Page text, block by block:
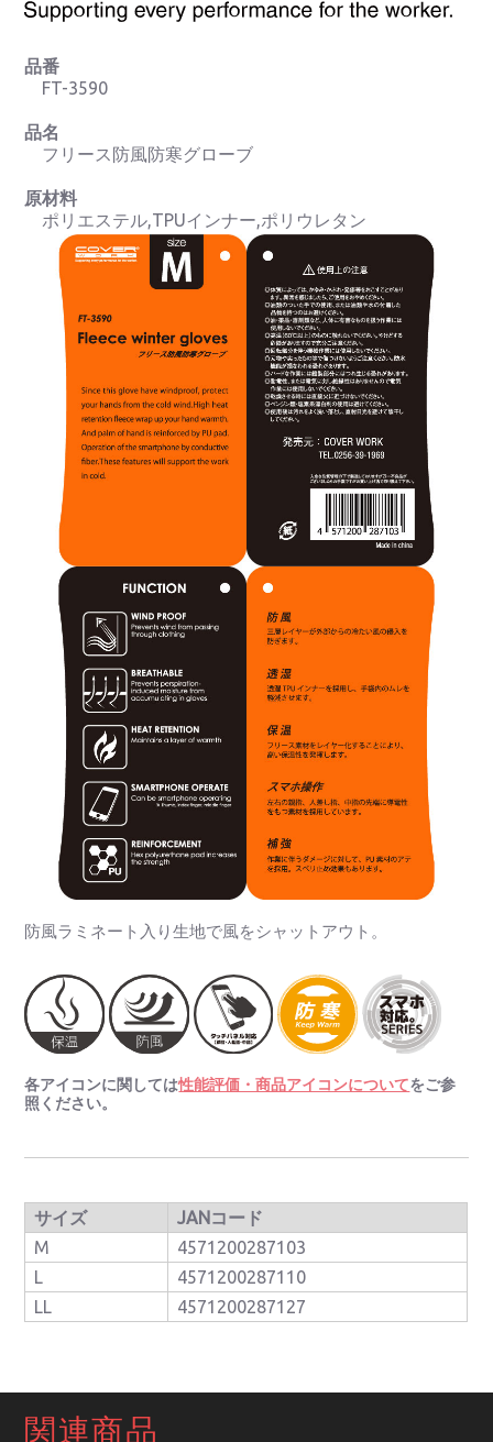
品番
FT-3590
品名
フリース防風防寒グローブ
原材料
ポリエステル,TPUインナー,ポリウレタン
防風ラミネート入り生地で風をシャットアウト。
各アイコンに関しては性能評価・商品アイコンについてをご参
照ください。
サイズ
JANコード
M
4571200287103
L
4571200287110
LL
4571200287127
関連商品